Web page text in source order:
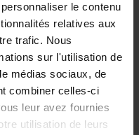
le contenu
relatives aux
trafic. Nous
sur l'utilisation de
médias sociaux, de
combiner celles-ci
leur avez fournies
utilisation de leurs
d'entretien.